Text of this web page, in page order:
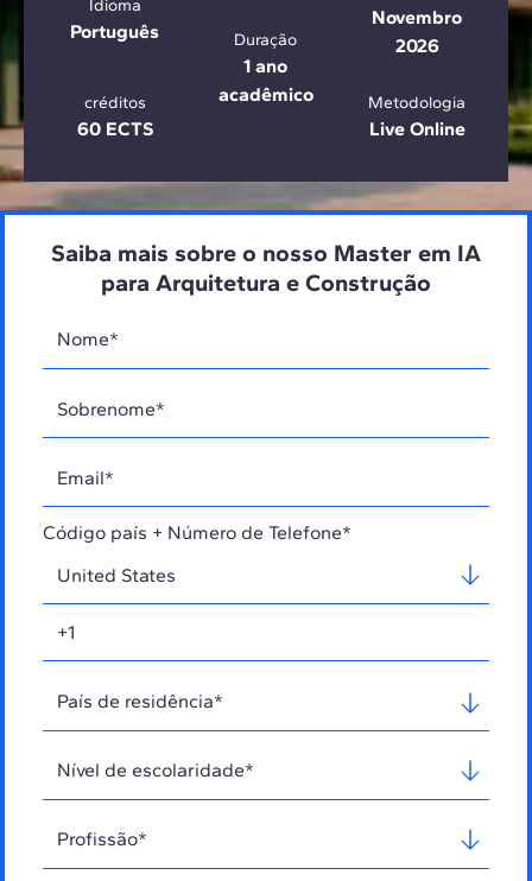
Idioma
Português Duração
1 ano
acadêmico
Novembro
2026
créditos
60 ECTS
Metodologia
Live Online
Saiba mais sobre o nosso Master em IA
para Arquitetura e Construção
Código país + Número de Telefone*